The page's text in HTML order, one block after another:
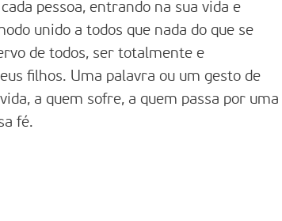
pessoa, entrando na sua vida e
unido a todos que nada do que se
de todos, ser totalmente e
filhos. Uma palavra ou um gesto de
a quem sofre, a quem passa por uma
fé.